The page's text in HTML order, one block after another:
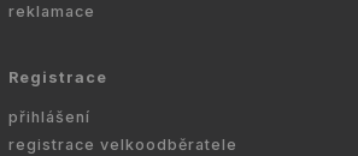
reklamace
Registrace
přihlášení
registrace velkoodběratele